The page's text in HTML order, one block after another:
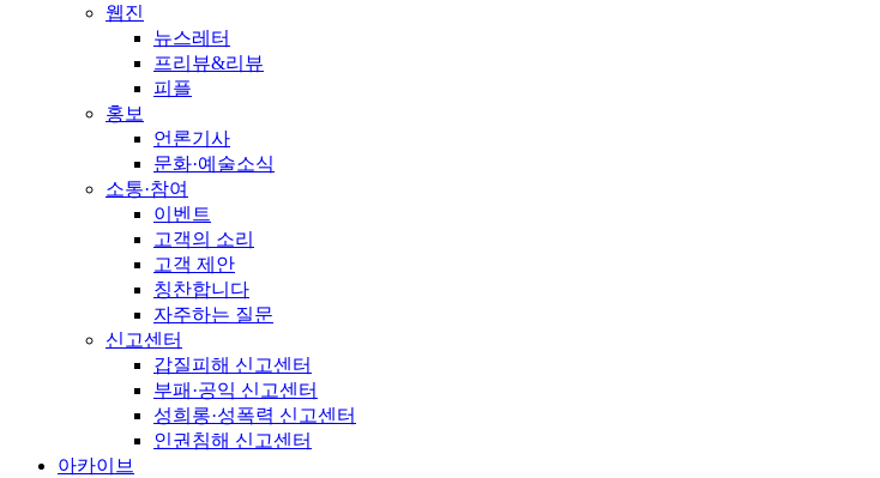
웹진
뉴스레터
프리뷰&리뷰
피플
홍보
언론기사
문화·예술소식
소통·참여
이벤트
고객의 소리
고객 제안
칭찬합니다
자주하는 질문
신고센터
갑질피해 신고센터
부패·공익 신고센터
성희롱·성폭력 신고센터
인권침해 신고센터
아카이브